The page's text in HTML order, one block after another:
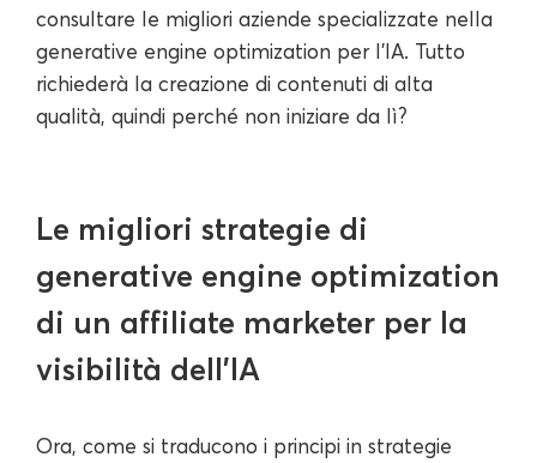
consultare le migliori aziende specializzate nella
generative engine optimization per l'IA. Tutto
richiederà la creazione di contenuti di alta
qualità, quindi perché non iniziare da lì?
Le migliori strategie di
generative engine optimization
di un affiliate marketer per la
visibilità dell'IA
Ora, come si traducono i principi in strategie